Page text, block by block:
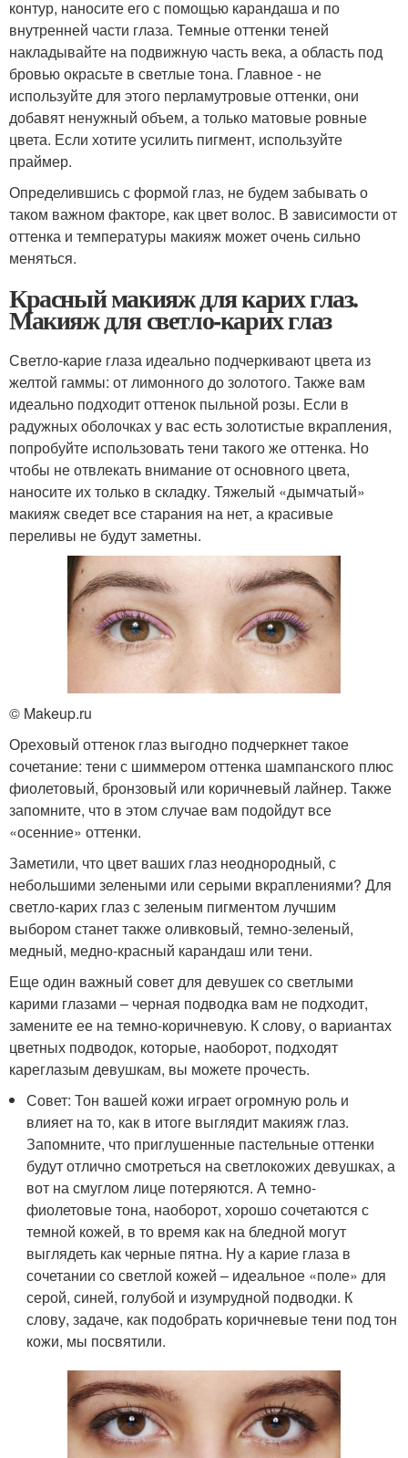
контур, наносите его с помощью карандаша и по
внутренней части глаза. Темные оттенки теней
накладывайте на подвижную часть века, а область под
бровью окрасьте в светлые тона. Главное - не
используйте для этого перламутровые оттенки, они
добавят ненужный объем, а только матовые ровные
цвета. Если хотите усилить пигмент, используйте
праймер.
Определившись с формой глаз, не будем забывать о
таком важном факторе, как цвет волос. В зависимости от
оттенка и температуры макияж может очень сильно
меняться.
Красный макияж для карих глаз.
Макияж для светло-карих глаз
Светло-карие глаза идеально подчеркивают цвета из
желтой гаммы: от лимонного до золотого. Также вам
идеально подходит оттенок пыльной розы. Если в
радужных оболочках у вас есть золотистые вкрапления,
попробуйте использовать тени такого же оттенка. Но
чтобы не отвлекать внимание от основного цвета,
наносите их только в складку. Тяжелый «дымчатый»
макияж сведет все старания на нет, а красивые
переливы не будут заметны.
© Makeup.ru
Ореховый оттенок глаз выгодно подчеркнет такое
сочетание: тени с шиммером оттенка шампанского плюс
фиолетовый, бронзовый или коричневый лайнер. Также
запомните, что в этом случае вам подойдут все
«осенние» оттенки.
Заметили, что цвет ваших глаз неоднородный, с
небольшими зелеными или серыми вкраплениями? Для
светло-карих глаз с зеленым пигментом лучшим
выбором станет также оливковый, темно-зеленый,
медный, медно-красный карандаш или тени.
Еще один важный совет для девушек со светлыми
карими глазами – черная подводка вам не подходит,
замените ее на темно-коричневую. К слову, о вариантах
цветных подводок, которые, наоборот, подходят
кареглазым девушкам, вы можете прочесть.
Совет: Тон вашей кожи играет огромную роль и
влияет на то, как в итоге выглядит макияж глаз.
Запомните, что приглушенные пастельные оттенки
будут отлично смотреться на светлокожих девушках, а
вот на смуглом лице потеряются. А темно-
фиолетовые тона, наоборот, хорошо сочетаются с
темной кожей, в то время как на бледной могут
выглядеть как черные пятна. Ну а карие глаза в
сочетании со светлой кожей – идеальное «поле» для
серой, синей, голубой и изумрудной подводки. К
слову, задаче, как подобрать коричневые тени под тон
кожи, мы посвятили.